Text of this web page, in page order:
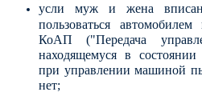
усли муж и жена
пользоваться
КоАП ("Передача
находящемуся в состоянии
при управлении машиной
нет;